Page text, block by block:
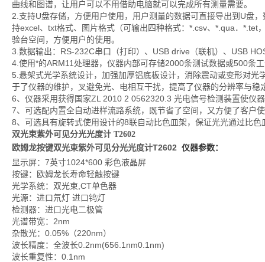
曲线和图谱，让用户可以不用借助电脑就可以完成所有测量需要。
2.支持U盘存储，方便用户使用，用户测量的数据可直接导出到U盘
持excel、txt格式、图片格式（可输出四种格式：*.csv、*.qua．*.tet
验台空间，方便用户的使用。
3.数据输出：RS-232C串口（打印）、USB drive（联机）、USB
4.使用*的ARM11处理器，仪器内部可存储2000条测试数据或500条
5.悬架式光学系统设计，加强加厚铝底板设计，消除震动或变形对
于了仪器的维护，叉避免光、电相互干扰，提高了仪器的分辨率与稳
6、仪器采用获得国家ZL 2010 2 0562320.3 光电信号检测装置使仪
7、可选配内置全自动进样流路系统，既节省了空间，又方便了客户
8、可选具有旋转式使用设计的8联自动比色皿架，保证光光通过比
双光束紫外可见分光光度计 T2602
欧姆龙按键双光束紫外可见分光光度计T2602 仪器参数：
显示屏：7英寸1024*600 彩色液晶屏
按键：欧姆龙长寿命轻触按键
光学系统：双光束,CT单色器
光源：进口氘灯 进口钨灯
检测器：进口光电二极管
光谱带宽：2nm
杂散光：0.05%（220nm）
波长精度：全波长0.2nm(656.1nm0.1nm)
波长重复性：0.1nm